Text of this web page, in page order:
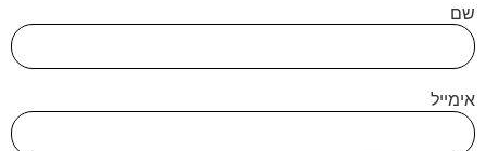
שם
אימייל